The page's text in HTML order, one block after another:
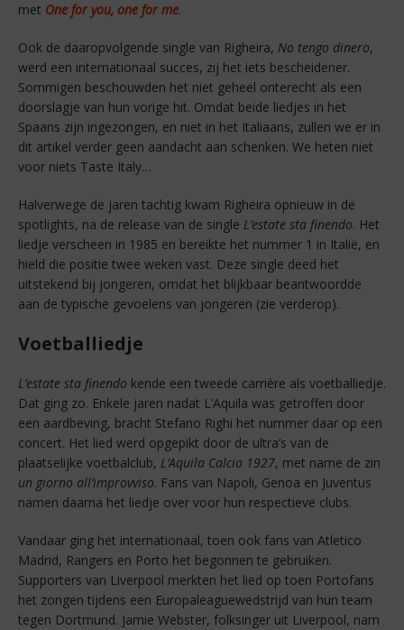
met One for you, one for me.
Ook de daaropvolgende single van Righeira, No tengo dinero,
werd een internationaal succes, zij het iets bescheidener.
Sommigen beschouwden het niet geheel onterecht als een
doorslagje van hun vorige hit. Omdat beide liedjes in het
Spaans zijn ingezongen, en niet in het Italiaans, zullen we er in
dit artikel verder geen aandacht aan schenken. We heten niet
voor niets Taste Italy…
Halverwege de jaren tachtig kwam Righeira opnieuw in de
spotlights, na de release van de single L’estate sta finendo. Het
liedje verscheen in 1985 en bereikte het nummer 1 in Italië, en
hield die positie twee weken vast. Deze single deed het
uitstekend bij jongeren, omdat het blijkbaar beantwoordde
aan de typische gevoelens van jongeren (zie verderop).
Voetballiedje
L’estate sta finendo kende een tweede carrière als voetballiedje.
Dat ging zo. Enkele jaren nadat L’Aquila was getroffen door
een aardbeving, bracht Stefano Righi het nummer daar op een
concert. Het lied werd opgepikt door de ultra’s van de
plaatselijke voetbalclub, L’Aquila Calcio 1927, met name de zin
un giorno all’improvviso. Fans van Napoli, Genoa en Juventus
namen daarna het liedje over voor hun respectieve clubs.
Vandaar ging het internationaal, toen ook fans van Atletico
Madrid, Rangers en Porto het begonnen te gebruiken.
Supporters van Liverpool merkten het lied op toen Portofans
het zongen tijdens een Europaleaguewedstrijd van hun team
tegen Dortmund. Jamie Webster, folksinger uit Liverpool, nam